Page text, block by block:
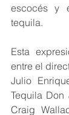
escocés y
tequila.
Esta
entre el
Julio
Tequila
Craig